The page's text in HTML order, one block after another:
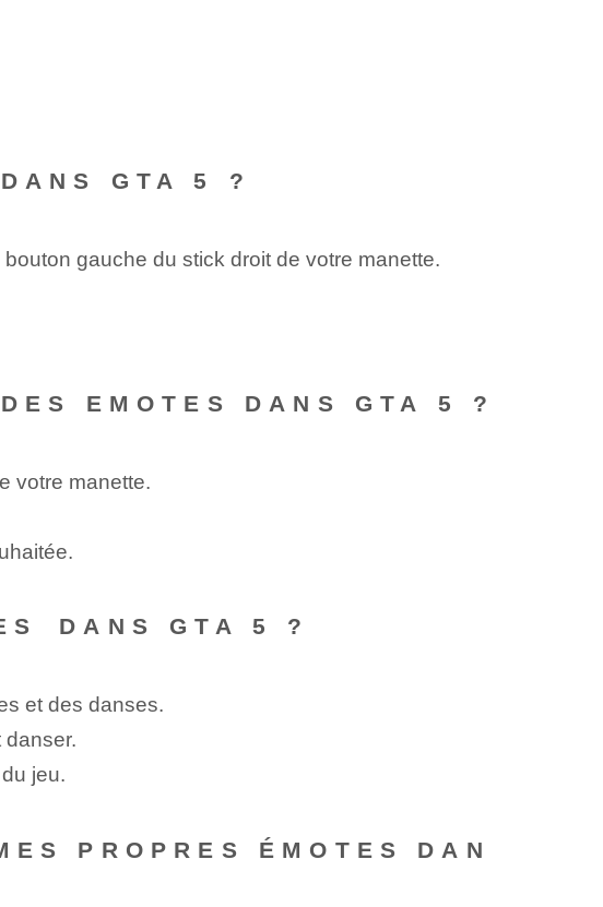
‌GTA 5 ?
gauche du stick droit de votre manette.
EMOTES DANS GTA 5 ?
votre manette.
DANS GTA 5 ?
et des danses.
danser.
jeu.
PROPRES ‌ÉMOTES DAN